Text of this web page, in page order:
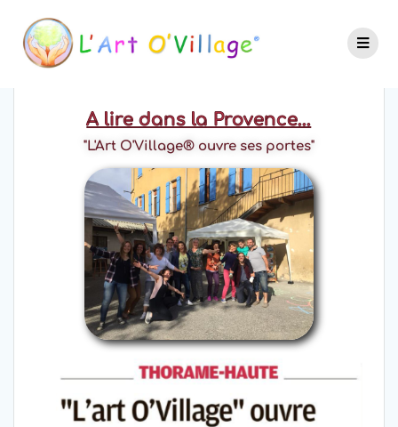
A lire dans la Provence...
"L'Art O'Village® ouvre ses portes"